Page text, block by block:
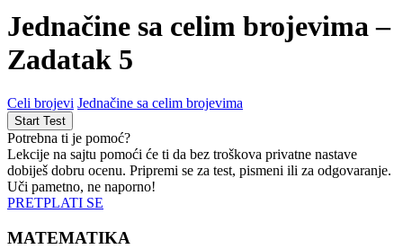
Jednačine sa celim brojevima –
Zadatak 5
Celi brojevi Jednačine sa celim brojevima
Potrebna ti je pomoć?
Lekcije na sajtu pomoći će ti da bez troškova privatne nastave
dobiješ dobru ocenu. Pripremi se za test, pismeni ili za odgovaranje.
Uči pametno, ne naporno!
PRETPLATI SE
MATEMATIKA